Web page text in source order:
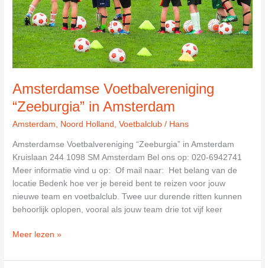
Amsterdamse Voetbalvereniging
“Zeeburgia” in Amsterdam
Amsterdam, Noord Holland ,Voetbalclub / Hans
Amsterdamse Voetbalvereniging “Zeeburgia” in Amsterdam
Kruislaan 244 1098 SM Amsterdam Bel ons op: 020-6942741
Meer informatie vind u op: Of mail naar: Het belang van de
locatie Bedenk hoe ver je bereid bent te reizen voor jouw
nieuwe team en voetbalclub. Twee uur durende ritten kunnen
behoorlijk oplopen, vooral als jouw team drie tot vijf keer
Amsterdamse
“Zeeburgia”
Meer lezen »